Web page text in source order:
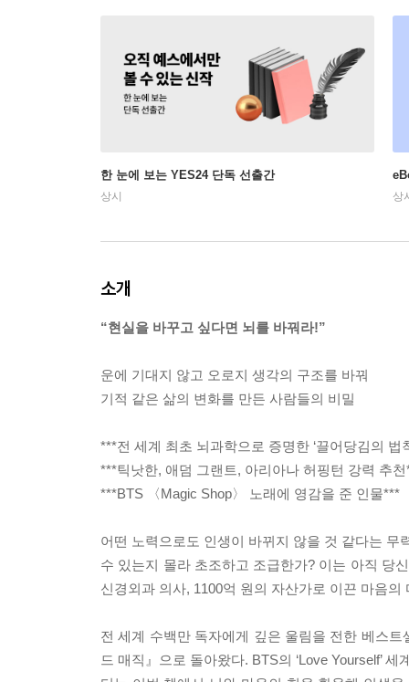
한 눈에 보는 YES24 단독 선출간
상시 상
소개
“현실을 바꾸고 싶다면 뇌를 바꿔라!”
운에 기대지 않고 오로지 생각의 구조를 바꿔
기적 같은 삶의 변화를 만든 사람들의 비밀
***전 세계 최초 뇌과학으로 증명한 ‘끌어당김의 법
***틱낫한, 애덤 그랜트, 아리아나 허핑턴 강력 추
***BTS 〈Magic Shop〉 노래에 영감을 준 인물***
어떤 노력으로도 인생이 바뀌지 않을 것 같다는
수 있는지 몰라 초조하고 조급한가? 이는 아직 당
신경외과 의사, 1100억 원의 자산가로 이끈 마음의
전 세계 수백만 독자에게 깊은 울림을 전한 베스
드 매직』으로 돌아왔다. BTS의 ‘Love Yourself’